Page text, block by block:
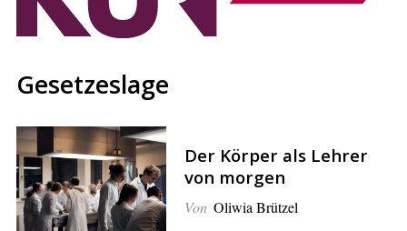
Gesetzeslage
Der Körper als Lehrer
von morgen
Von Oliwia Brützel